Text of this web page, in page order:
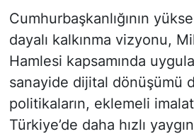
Cumhurbaşkanlığının
dayalı kalkınma vizyonu,
Hamlesi kapsamında
sanayide dijital dönüşümü
politikaların, eklemeli
Türkiye’de daha hızlı